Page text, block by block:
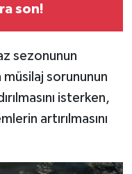
son!
sezonunun
müsilaj sorununun
isterken,
artırılmasını